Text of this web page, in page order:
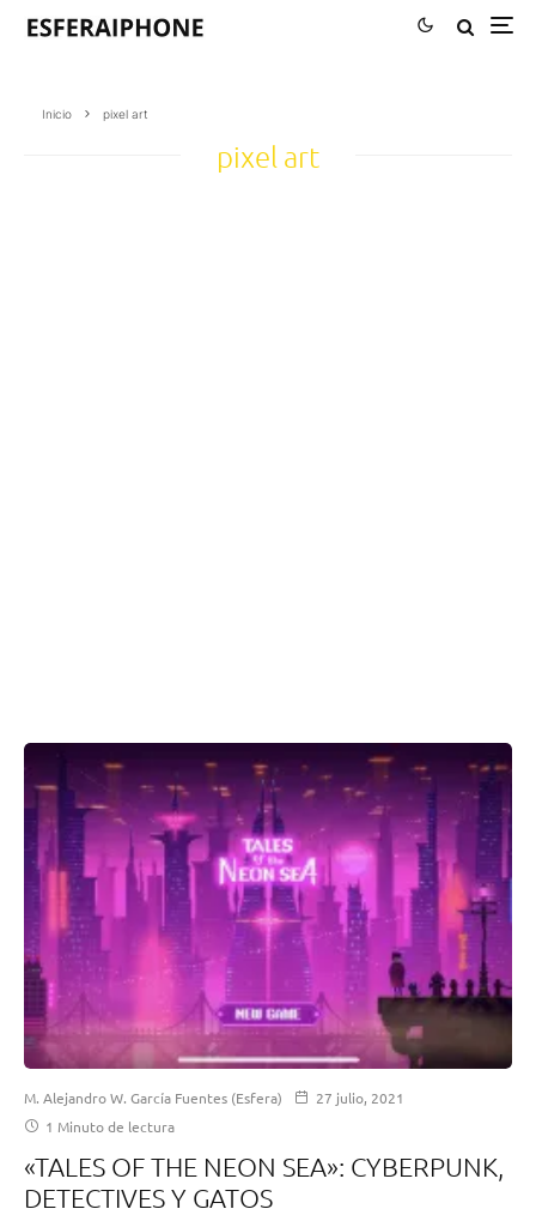
Inicio pixel art
pixel art
M. Alejandro W. García Fuentes (Esfera)
27 julio, 2021
1 Minuto de lectura
«TALES OF THE NEON SEA»: CYBERPUNK,
DETECTIVES Y GATOS